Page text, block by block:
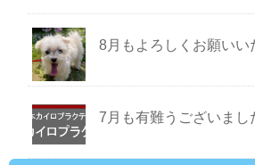
8月もよろしくお願いい
7月も有難うございまし